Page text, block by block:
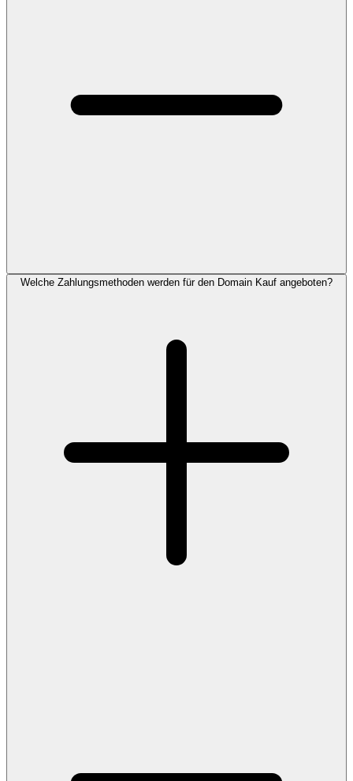
Welche Zahlungsmethoden werden für den Domain Kauf angeboten?